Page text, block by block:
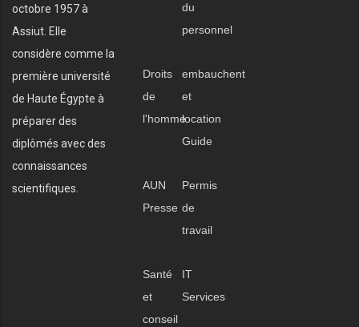
octobre 1957 à
Assiut. Elle
considère comme la
première université
de Haute Égypte à
préparer des
diplômés avec des
connaissances
scientifiques.
du
personnel
Droits
de
l'homme
embauchent
et
location
Guide
AUN
Presse
Permis
de
travail
Santé
et
conseil
IT
Services